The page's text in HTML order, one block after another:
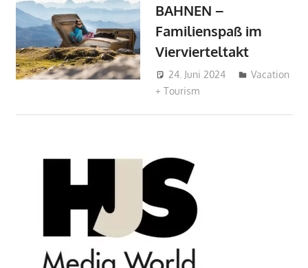
BAHNEN –
Familienspaß im
Viervierteltakt
24. Juni 2024
Hans-
Vacation
+ Tourism